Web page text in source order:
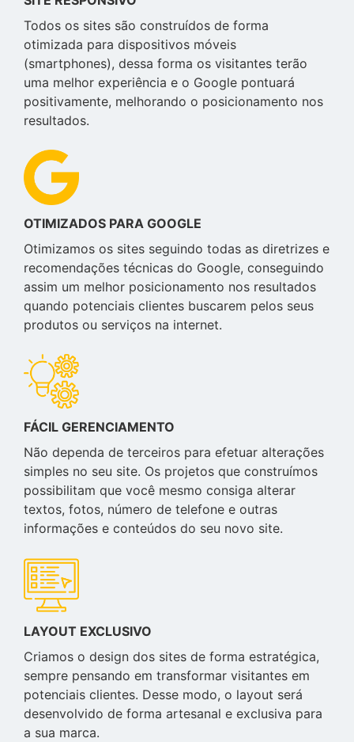
Todos os sites são construídos de forma
otimizada para dispositivos móveis
(smartphones), dessa forma os visitantes terão
uma melhor experiência e o Google pontuará
positivamente, melhorando o posicionamento nos
resultados.
OTIMIZADOS PARA GOOGLE
Otimizamos os sites seguindo todas as diretrizes e
recomendações técnicas do Google, conseguindo
assim um melhor posicionamento nos resultados
quando potenciais clientes buscarem pelos seus
produtos ou serviços na internet.
FÁCIL GERENCIAMENTO
Não dependa de terceiros para efetuar alterações
simples no seu site. Os projetos que construímos
possibilitam que você mesmo consiga alterar
textos, fotos, número de telefone e outras
informações e conteúdos do seu novo site.
LAYOUT EXCLUSIVO
Criamos o design dos sites de forma estratégica,
sempre pensando em transformar visitantes em
potenciais clientes. Desse modo, o layout será
desenvolvido de forma artesanal e exclusiva para
a sua marca.